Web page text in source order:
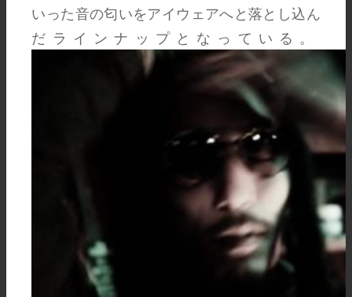
いった音の匂いをアイウェアへと落とし込ん
だラインナップとなっている。